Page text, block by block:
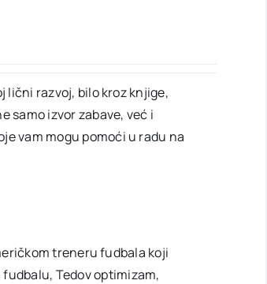
lični razvoj, bilo kroz knjige,
samo izvor zabave, već i
vam mogu pomoći u radu na
treneru fudbala koji
Tedov optimizam,